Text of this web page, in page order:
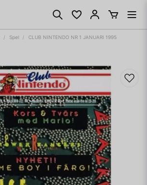
Spel CLUB NINTENDO NR 1 JANUARI 1995